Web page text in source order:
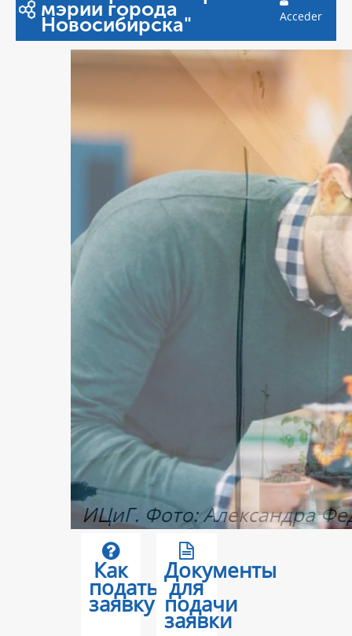
мэрии города
Новосибирска" Acceder
Как
подать
заявку
Документы
для
подачи
заявки